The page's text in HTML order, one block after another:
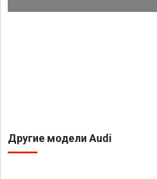
Другие модели Audi